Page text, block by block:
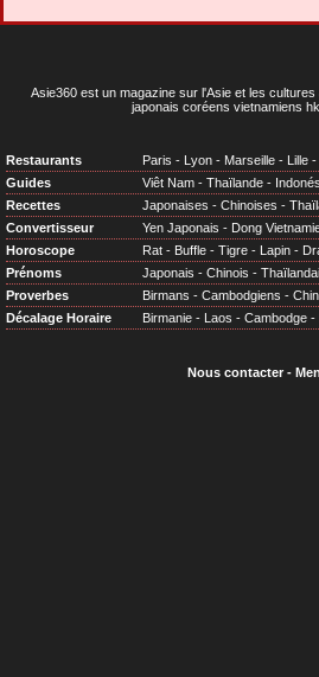
Asie360 est un magazine sur l'Asie et les cultures
japonais coréens vietnamiens
Restaurants Paris - Lyon - Marseille - Lille -
Guides
Viêt Nam - Thaïlande -
Recettes
Japonaises - Chinoises -
Convertisseur
Yen Japonais - Dong
Horoscope
Rat - Buffle - Tigre - Lapin -
Prénoms
Japonais - Chinois -
Proverbes
Birmans - Cambodgiens -
Décalage Horaire
Birmanie - Laos - Cambodge -
Nous contacter-